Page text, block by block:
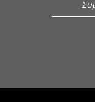
Εξυπηρέτηση -
Ανακαλύψτε την